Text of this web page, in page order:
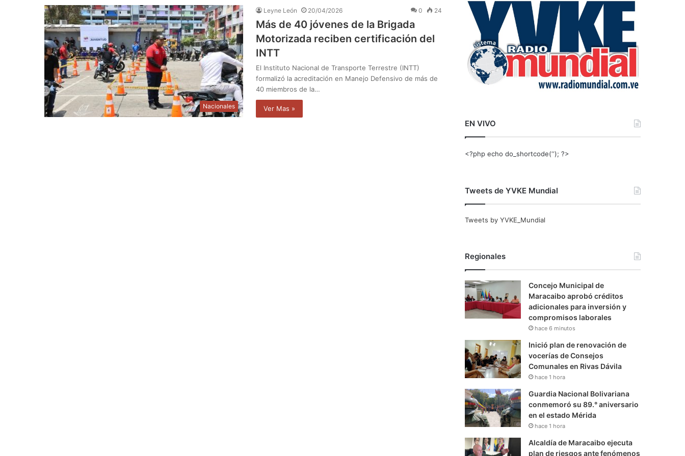
Nacionales
Leyne León 20/04/2026 0 24
Más de 40 jóvenes de la Brigada
Motorizada reciben certificación del
INTT
El Instituto Nacional de Transporte Terrestre (INTT)
formalizó la acreditación en Manejo Defensivo de más de
40 miembros de la…
Ver Mas »
r
EN VIVO
<?php echo do_shortcode(‘‘); ?>
Tweets de YVKE Mundial
Tweets by YVKE_Mundial
Regionales
Concejo Municipal de
Maracaibo aprobó créditos
adicionales para inversión y
compromisos laborales
hace 6 minutos
Inició plan de renovación de
vocerías de Consejos
Comunales en Rivas Dávila
hace 1 hora
Guardia Nacional Bolivariana
conmemoró su 89.° aniversario
en el estado Mérida
hace 1 hora
Alcaldía de Maracaibo ejecuta
plan de riesgos ante fenómenos